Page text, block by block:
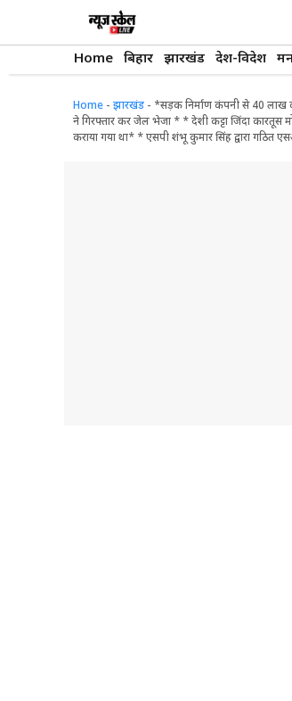
Home बिहार झारखंड देश-विदेश
Home - झारखंड - *सड़क निर्माण कंपनी से 40 लाख
ने गिरफ्तार कर जेल भेजा * * देशी कट्टा जिंदा कारतूस
कराया गया था* * एसपी शंभू कुमार सिंह द्वारा गठित